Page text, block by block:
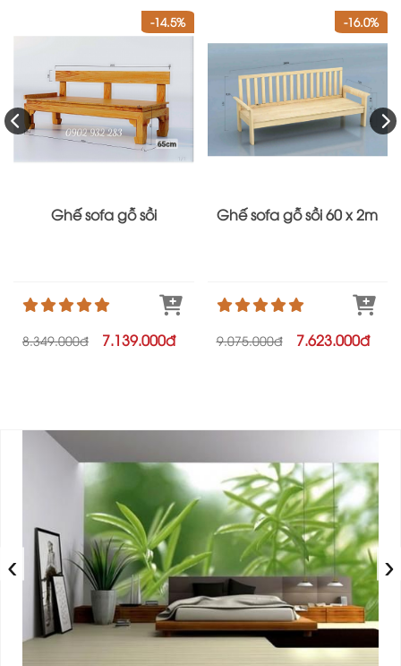
-14.5%
Ghế sofa gỗ sồi
8.349.000đ 7.139.000đ
-16.0%
Ghế sofa gỗ sồi 60 x 2m
9.075.000đ 7.623.000đ
‹ ›